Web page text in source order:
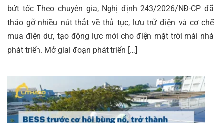
bứt tốc Theo chuyên gia, Nghị định 243/2026/NĐ-CP đã
tháo gỡ nhiều nút thắt về thủ tục, lưu trữ điện và cơ chế
mua điện dư, tạo động lực mới cho điện mặt trời mái nhà
phát triển. Mở giai đoạn phát triển […]